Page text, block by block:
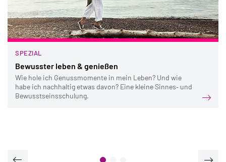
SPEZIAL
Bewusster leben & genießen
Wie hole ich Genussmomente in mein Leben? Und wie
habe ich nachhaltig etwas davon? Eine kleine Sinnes‐ und
Bewusstseinsschulung.